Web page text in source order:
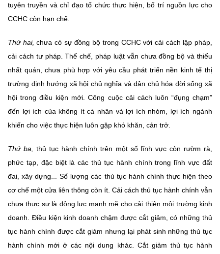
tuyên truyền và chỉ đạo tổ chức thực hiện, bố trí nguồn lực cho
CCHC còn hạn chế.
Thứ hai, chưa có sự đồng bộ trong CCHC với cải cách lập pháp,
cải cách tư pháp. Thể chế, pháp luật vẫn chưa đồng bộ và thiếu
nhất quán, chưa phù hợp với yêu cầu phát triển nền kinh tế thị
trường định hướng xã hội chủ nghĩa và dân chủ hóa đời sống xã
hội trong điều kiện mới. Công cuộc cải cách luôn “đụng chạm”
đến lợi ích của không ít cá nhân và lợi ích nhóm, lợi ích ngành
khiến cho việc thực hiện luôn gặp khó khăn, cản trở.
Thứ ba,thủ tục hành chính trên một số lĩnh vực còn rườm rà,
phức tạp, đặc biệt là các thủ tục hành chính trong lĩnh vực đất
đai, xây dựng... Số lượng các thủ tục hành chính thực hiện theo
cơ chế một cửa liên thông còn ít. Cải cách thủ tục hành chính vẫn
chưa thực sự là động lực mạnh mẽ cho cải thiện môi trường kinh
doanh. Điều kiện kinh doanh chậm được cắt giảm, có những thủ
tục hành chính được cắt giảm nhưng lại phát sinh những thủ tục
hành chính mới ở các nội dung khác. Cắt giảm thủ tục hành